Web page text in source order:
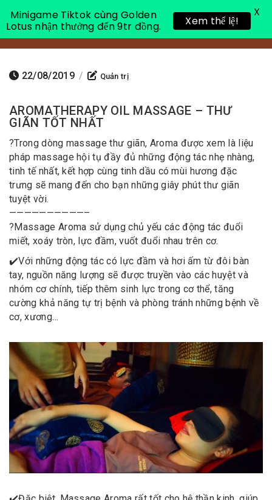
Toggle
22/08/2019 / Quản trị
AROMATHERAPY OIL MASSAGE – THƯ
GIÃN TỐT NHẤT
?Trong dòng massage thư giãn, Aroma được xem là liệu
pháp massage hội tụ đầy đủ những động tác nhẹ nhàng,
tinh tế nhất, kết hợp cùng tinh dầu có mùi hương đặc
trưng sẽ mang đến cho bạn những giây phút thư giãn
tuyệt vời.
——————————–
?Massage Aroma sử dụng chủ yếu các động tác đuổi
miết, xoáy tròn, lực đầm, vuốt đuổi nhau trên cơ.
✔️Với những động tác có lực đầm và hơi ấm từ đôi bàn
tay, nguồn năng lượng sẽ được truyền vào các huyệt và
nhóm cơ chính, tiếp thêm sinh lực trong cơ thể, tăng
cường khả năng tự trị bệnh và phòng tránh những bệnh về
cơ, xương…
Minigame Tiktok cùng Golden
Lotus nhận thưởng đến 9tr đồng.
Xem thể lệ!
X